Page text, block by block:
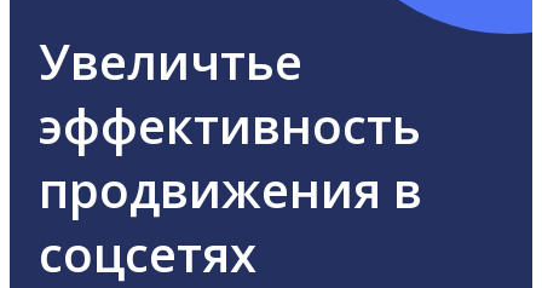
Увеличтье
эффективность
продвижения в
соцсетях